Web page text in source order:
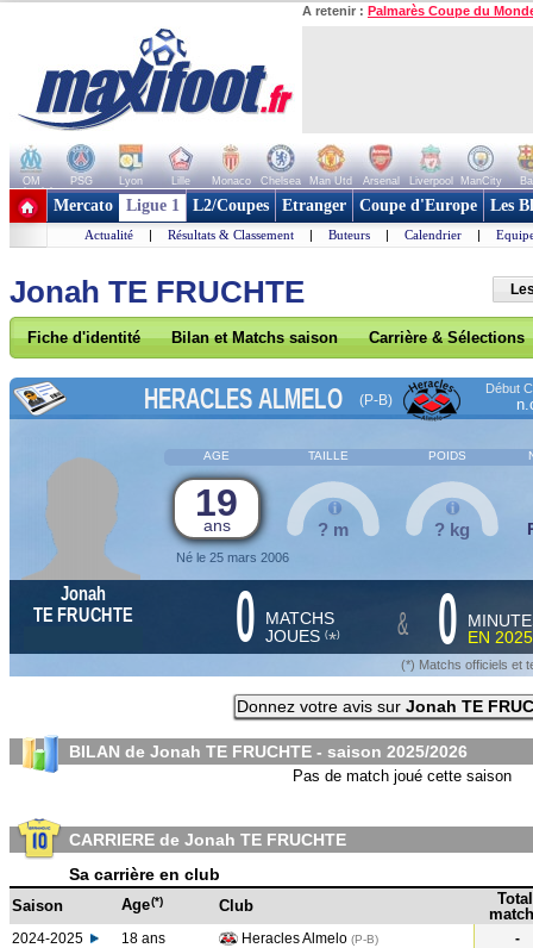
A retenir : Palmarès Coupe du
OM PSG Lyon Lille Monaco Chelsea Man Utd Arsenal Liverpool ManCity
+ de clubs
Mercato Ligue 1 L2/Coupes Etranger Coupe d'Europe Les
Actualité | Résultats & Classement | Buteurs | Calendrier |
Jonah TE FRUCHTE
Fiche d'identité Bilan et Matchs saison Carrière & Sélections
HERACLES ALMELO (P-B)
Début
AGE TAILLE POIDS
19
ans
Né le 25 mars 2006
? m ? kg
Jonah
TE FRUCHTE
0 MATCHS
JOUES (*) & 0
EN
(*) Matchs officiels et
Donnez votre avis sur Jonah TE
BILAN de Jonah TE FRUCHTE - saison 2025/2026
Pas de match joué cette saison
CARRIERE de Jonah TE FRUCHTE
Sa carrière en club
Saison Age(*) Club
Total
2024-2025 18 ans Heracles Almelo (P-B) -